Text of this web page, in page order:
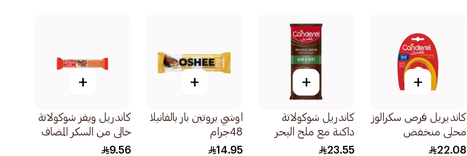
+
كانديريل قرص سكرالوز
محلي منخفض
السعرات الحرارية
22.08
+
كاندريل شوكولاتة
داكنة مع ملح البحر
100جرام
23.55
+
اوشي بروتين بار بالفانيلا
48جرام
14.95
+
كاندريل ويفر شوكولاتة
خالي من السكر المضاف
30جرام
9.56